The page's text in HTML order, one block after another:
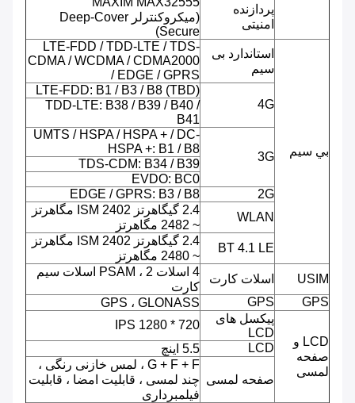
پردازنده
امنیتی
(میکروکنترلر Deep-Cover
Secure)
بي سيم
استاندارد بی
سیم
LTE-FDD / TDD-LTE / TDS-
CDMA / WCDMA / CDMA2000
/ EDGE / GPRS
4G
LTE-FDD: B1 / B3 / B8 (TBD)
TDD-LTE: B38 / B39 / B40 /
B41
3G
UMTS / HSPA / HSPA + / DC-
HSPA +: B1 / B8
TDS-CDM: B34 / B39
EVDO: BC0
2G
EDGE / GPRS: B3 / B8
WLAN
2.4 گیگاهرتز ISM 2402 مگاهرتز
~ 2482 مگاهرتز
BT 4.1 LE
2.4 گیگاهرتز ISM 2402 مگاهرتز
~ 2480 مگاهرتز
USIM
اسلات کارت
4 اسلات PSAM ، 2 اسلات سیم
کارت
GPS
GPS GPS ، GLONASS
LCD و
صفحه
لمسی
پیکسل های
LCD
720 * 1280 IPS
LCD
5.5 اینچ
صفحه لمسی
G + F + F ، لمس خازنی رنگی ،
چند لمسی ، قابلیت امضا ، قابلیت
فیلمبرداری